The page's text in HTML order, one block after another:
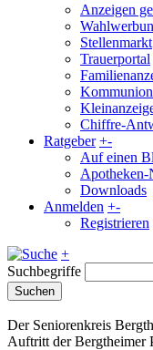
Anzeigen
Stellenmarkt
Trauerportal
Chiffre-
Ratgeber +-
Auf einen
Apotheken-
Downloads
Anmelden +-
Registrieren
+
Suchbegriffe
Suchen
Der Seniorenkreis
Auftritt der Bergtheimer